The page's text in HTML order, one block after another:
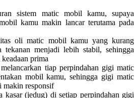
sistem matic mobil kamu, supaya
kamu makin lancar terutama pada
oli matic mobil kamu yang kurang
tekanan menjadi lebih stabil, sehingga
prima
tiap perpindahan gigi matic
mobil kamu, sehingga gigi matic
makin responsif
kasar (jedug) di setiap perpindahan gigi